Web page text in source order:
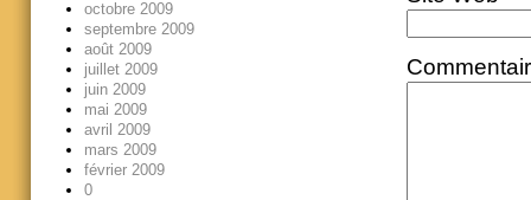
octobre 2009
septembre 2009
août 2009
juillet 2009
juin 2009
mai 2009
avril 2009
mars 2009
février 2009
0